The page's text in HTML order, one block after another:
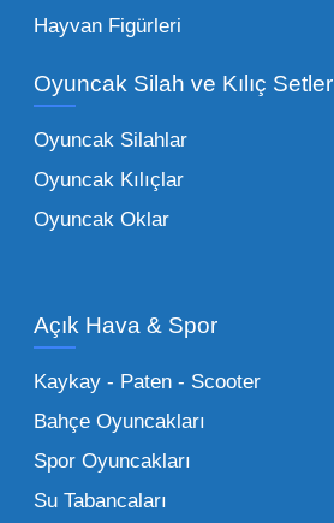
Eğitici Setler:
tarafından tercih edilen
ebeveynlerin son yıllarda en
ürün grupları arasında
Oyuncak Araçlar:
stok imkanımızla
Küçük Oyuncaklar:
sağlayan toptan küçük
Bu kategorideki küçük
alımlarda çok düşük
Hayvan Figürleri
Oyuncak Silah ve Kılıç
Oyuncak Silahlar
Oyuncak Kılıçlar
Oyuncak Oklar
Açık Hava & Spor
Kaykay - Paten - Scooter
Bahçe Oyuncakları
Spor Oyuncakları
Su Tabancaları